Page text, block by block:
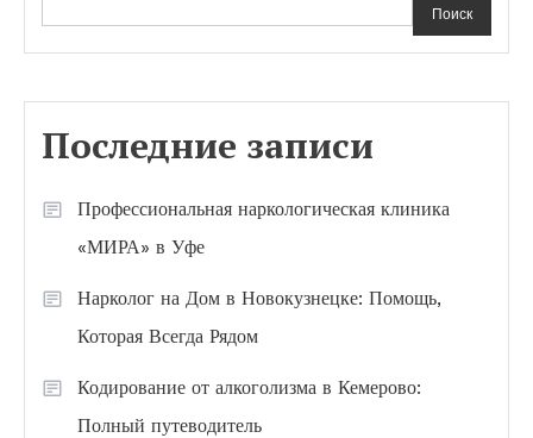
Поиск
Последние записи
Профессиональная наркологическая клиника
«МИРА» в Уфе
Нарколог на Дом в Новокузнецке: Помощь,
Которая Всегда Рядом
Кодирование от алкоголизма в Кемерово:
Полный путеводитель